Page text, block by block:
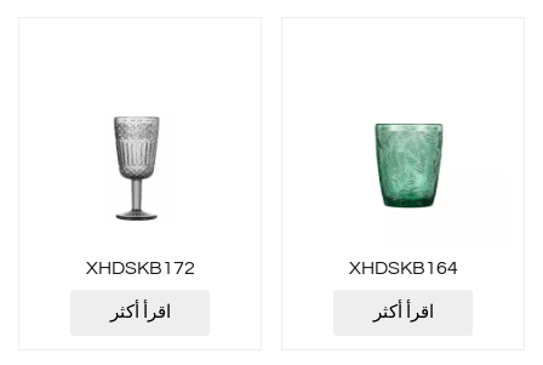
XHDSKB172
اقرأ أكثر
XHDSKB164
اقرأ أكثر